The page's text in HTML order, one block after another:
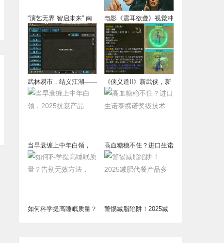
“演艺无界 智启未来” 南
中轴两
电影《震耳欲聋》视觉冲
击
武林易市，结义江湖——
完善交易，结伴
《侠义道II》新武侠，新
心法
当早衰缠上中年白领，
2025抗衰产品
高血糖稳不住？进口生诺
泰携诺奖级技术
如何科学提高睡眠质量？
警惕减脂陷阱！2025减